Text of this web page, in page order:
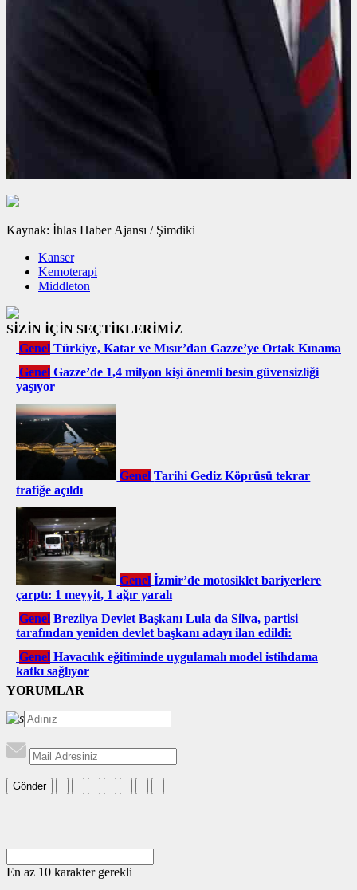
Kaynak: İhlas Haber Ajansı / Şimdiki
Kanser
Kemoterapi
Middleton
SİZİN İÇİN SEÇTİKLERİMİZ
Genel Türkiye, Katar ve Mısır’dan Gazze’ye Ortak Kınama
Genel Gazze’de 1,4 milyon kişi önemli besin güvensizliği
yaşıyor
Genel Tarihi Gediz Köprüsü tekrar
trafiğe açıldı
Genel İzmir’de motosiklet bariyerlere
çarptı: 1 meyyit, 1 ağır yaralı
Genel Brezilya Devlet Başkanı Lula da Silva, partisi
tarafından yeniden devlet başkanı adayı ilan edildi:
Genel Havacılık eğitiminde uygulamalı model istihdama
katkı sağlıyor
YORUMLAR
Gönder
En az 10 karakter gerekli